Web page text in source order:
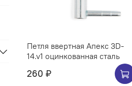
Петля ввертная Апекс 3D-
14.v1 оцинкованная сталь
260 ₽